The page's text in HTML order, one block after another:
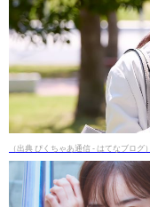
（出典 ぴくちゃあ通信 - はてなブログ）